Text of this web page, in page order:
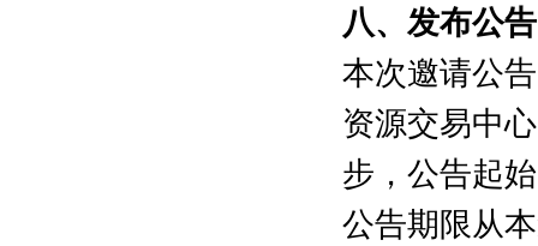
八、发布公
本次邀请公
资源交易中
步，公告起
公告期限从